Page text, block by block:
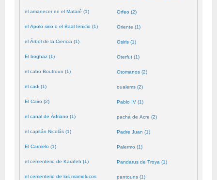
el amanecer en el Mataré (1)
el Apolo sirio o el Baal fenicio (1)
el Árbol de la Ciencia (1)
El boghaz (1)
el cabo Boutroun (1)
el cadi (1)
El Cairo (2)
el canal de Adriano (1)
el capitán Nicolás (1)
El Carmelo (1)
el cementerio de Karafeh (1)
el cementerio de los mamelucos
Orfeo (2)
Oriente (1)
Osiris (1)
Oterfut (1)
Otomanos (2)
oualems (2)
Pablo IV (1)
pachá de Acre (2)
Padre Juan (1)
Palermo (1)
Pandarus de Troya (1)
pantouns (1)